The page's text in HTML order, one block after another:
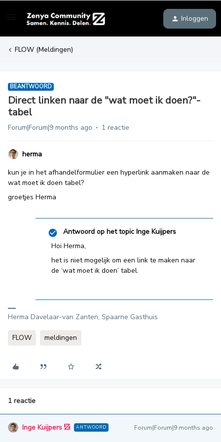
Inloggen
FLOW (Meldingen)
BEANTWOORD
Direct linken naar de "wat moet ik doen?"-
tabel
Forum|Forum|9 months ago 1 reactie
herma
kun je in het afhandelformulier een hyperlink aanmaken naar de
wat moet ik doen tabel?
groetjes Herma
Antwoord op het topic Inge Kuijpers
Hoi Herma,
het is niet mogelijk om een link te maken naar
de ‘wat moet ik doen’ tabel.
Herma Davelaar-van Zanten, Spaarne Gasthuis
FLOW meldingen
1 reactie
Inge Kuijpers ANTWOORD Forum|Forum|9 months ago